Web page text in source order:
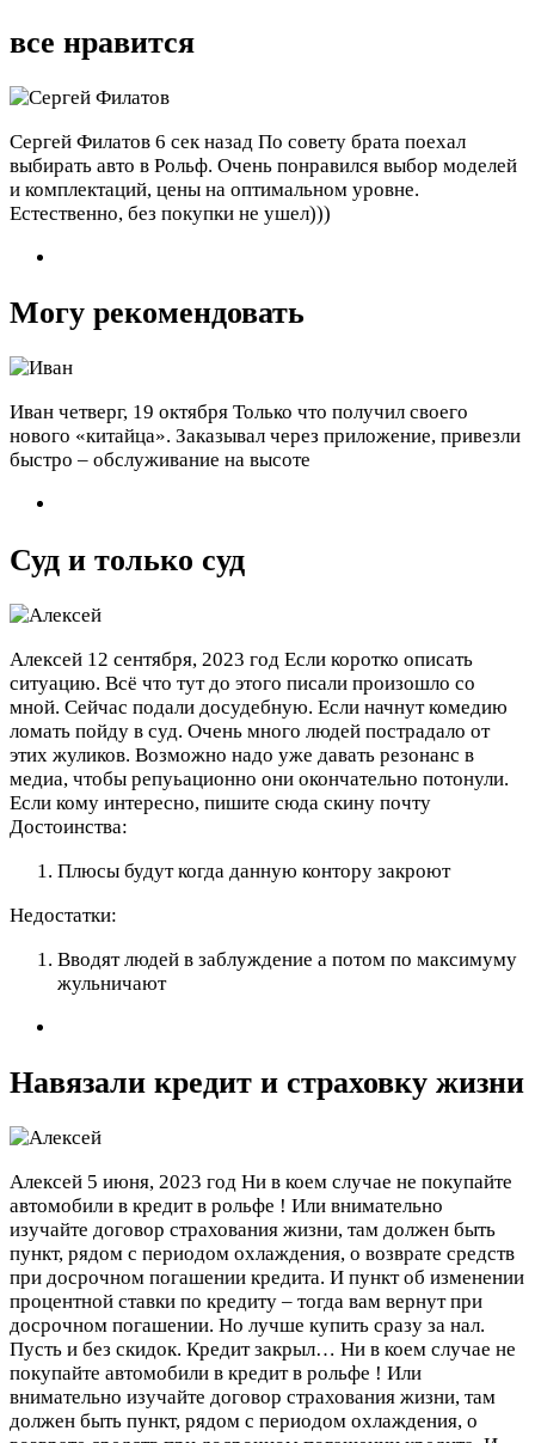
все нравится
Сергей Филатов 6 сек назад По совету брата поехал
выбирать авто в Рольф. Очень понравился выбор моделей
и комплектаций, цены на оптимальном уровне.
Естественно, без покупки не ушел)))
Могу рекомендовать
Иван четверг, 19 октября Только что получил своего
нового «китайца». Заказывал через приложение, привезли
быстро – обслуживание на высоте
Суд и только суд
Алексей 12 сентября, 2023 год Если коротко описать
ситуацию. Всё что тут до этого писали произошло со
мной. Сейчас подали досудебную. Если начнут комедию
ломать пойду в суд. Очень много людей пострадало от
этих жуликов. Возможно надо уже давать резонанс в
медиа, чтобы репуьационно они окончательно потонули.
Если кому интересно, пишите сюда скину почту
Достоинства:
Плюсы будут когда данную контору закроют
Недостатки:
Вводят людей в заблуждение а потом по максимуму
жульничают
Навязали кредит и страховку жизни
Алексей 5 июня, 2023 год Ни в коем случае не покупайте
автомобили в кредит в рольфе ! Или внимательно
изучайте договор страхования жизни, там должен быть
пункт, рядом с периодом охлаждения, о возврате средств
при досрочном погашении кредита. И пункт об изменении
процентной ставки по кредиту – тогда вам вернут при
досрочном погашении. Но лучше купить сразу за нал.
Пусть и без скидок. Кредит закрыл… Ни в коем случае не
покупайте автомобили в кредит в рольфе ! Или
внимательно изучайте договор страхования жизни, там
должен быть пункт, рядом с периодом охлаждения, о